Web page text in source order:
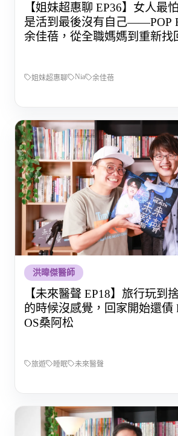
【姐妹超惠聊 EP36】女人最
是活到最後沒有自己——POP
余佳蓓，從全職媽媽到重新找
姐妹超惠聊 Nia 余佳蓓
洪暐傑醫師
【未來醫聲 EP18】旅行玩到
的時候沒感覺，回家開始還債
OS桑阿松
旅遊 睡眠 未來醫聲